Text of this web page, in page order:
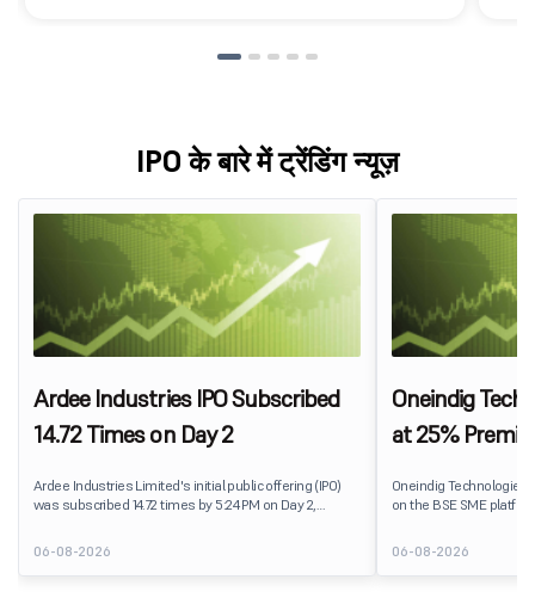
IPO के बारे में ट्रेंडिंग न्यूज़
Ardee Industries IPO Subscribed
14.72 Times on Day 2
Ardee Industries Limited's initial public offering (IPO)
was subscribed 14.72 times by 5:24 PM on Day 2,
82,78,20,099 shares against 5,62,46,366 shares
available for subscription.
06-08-2026
Oneindig
at 25%
Oneindig
on the BSE SME
price of ₹96, reflecting
despite the IPO
subscription. Oneindig
06-08-2026